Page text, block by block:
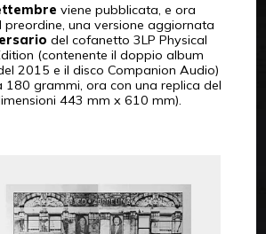
viene pubblicata, e ora
preordine, una versione aggiornata
del cofanetto 3LP Physical
(contenente il doppio album
2015 e il disco Companion Audio)
180 grammi, ora con una replica del
443 mm x 610 mm).